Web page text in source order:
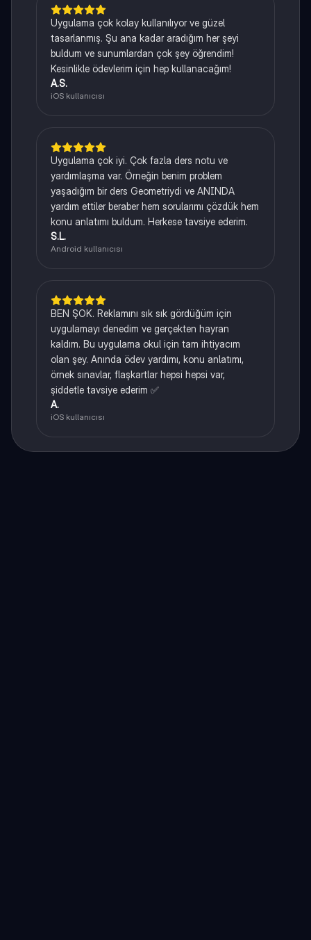
Uygulama çok kolay kullanılıyor ve güzel
tasarlanmış. Şu ana kadar aradığım her şeyi
buldum ve sunumlardan çok şey öğrendim!
Kesinlikle ödevlerim için hep kullanacağım!
A.S.
iOS kullanıcısı
Uygulama çok iyi. Çok fazla ders notu ve
yardımlaşma var. Örneğin benim problem
yaşadığım bir ders Geometriydi ve ANINDA
yardım ettiler beraber hem sorularımı çözdük hem
konu anlatımı buldum. Herkese tavsiye ederim.
S.L.
Android kullanıcısı
BEN ŞOK. Reklamını sık sık gördüğüm için
uygulamayı denedim ve gerçekten hayran
kaldım. Bu uygulama okul için tam ihtiyacım
olan şey. Anında ödev yardımı, konu anlatımı,
örnek sınavlar, flaşkartlar hepsi hepsi var,
şiddetle tavsiye ederim ✅
A.
iOS kullanıcısı